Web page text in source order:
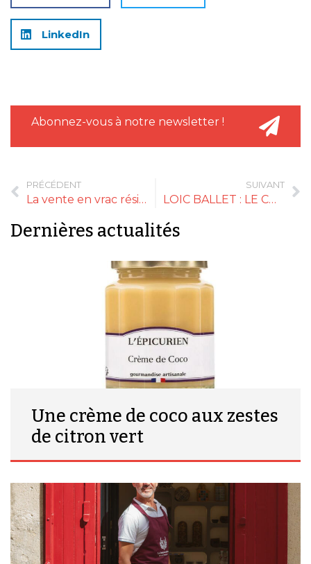
LinkedIn
Abonnez-vous à notre newsletter !
PRÉCÉDENT
La vente en vrac résiste à la crise sanitaire
SUIVANT
LOIC BALLET : LE CHRONIQUEUR DE TELEMATIN OUVRE SA PROPRE EPICERIE
Dernières actualités
Une crème de coco aux zestes
de citron vert